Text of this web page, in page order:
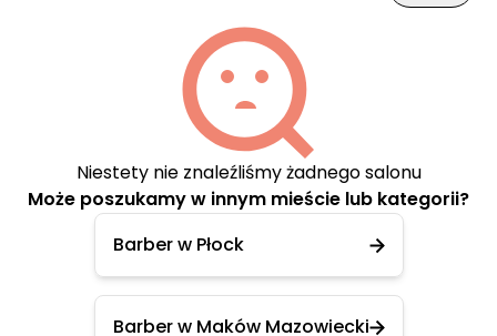
Niestety nie znaleźliśmy żadnego salonu
Może poszukamy w innym mieście lub kategorii?
Barber w Płock
Barber w Maków Mazowiecki